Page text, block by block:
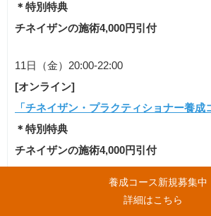
＊特別特典
チネイザンの施術4,000円引付
11日（金）20:00-22:00
[オンライン]
「チネイザン・プラクティショナー養成
＊特別特典
チネイザンの施術4,000円引付
19日（土）開講 9:00-17:00養成コース新規募集中
詳細はこちら